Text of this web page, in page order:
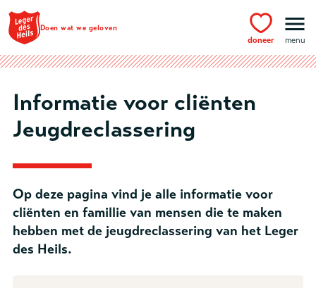
Ga naar hoofdinhoud
Doen wat we geloven
doneer menu
Informatie voor cliënten
Jeugdreclassering
Op deze pagina vind je alle informatie voor
cliënten en famillie van mensen die te maken
hebben met de jeugdreclassering van het Leger
des Heils.